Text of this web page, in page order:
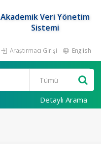
Akademik Veri Yönetim
Sistemi
Araştırmacı Girişi English
Detaylı Arama